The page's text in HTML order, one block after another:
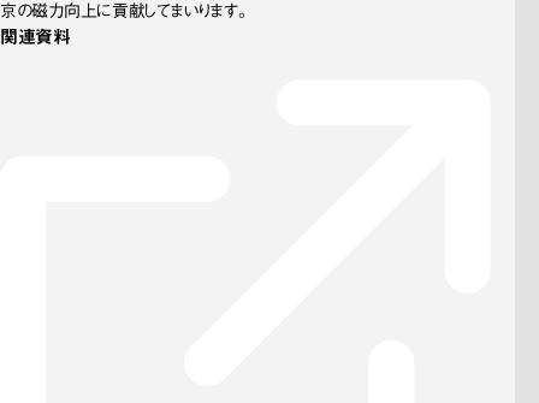
京の磁力向上に貢献してまいります。
関連資料